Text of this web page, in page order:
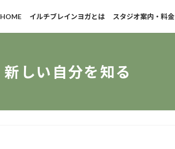
HOME イルチブレインヨガとは スタジオ案内・料金
新しい自分を知る